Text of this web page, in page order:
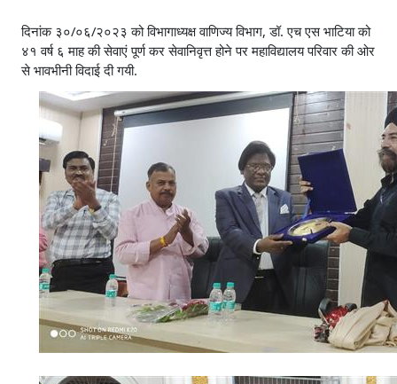
दिनांक ३०/०६/२०२३ को विभागाध्यक्ष वाणिज्य विभाग, डॉ. एच एस भाटिया को
४१ वर्ष ६ माह की सेवाएं पूर्ण कर सेवानिवृत्त होने पर महाविद्यालय परिवार की ओर
से भावभीनी विदाई दी गयी.